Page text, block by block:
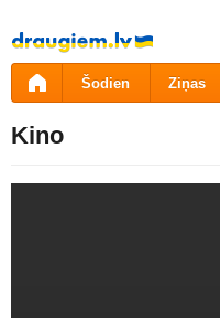
Pāriet
uz
saturu
Šodien Ziņas
Kino